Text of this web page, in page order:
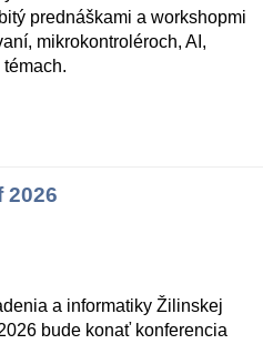
prednáškami a workshopmi
mikrokontroléroch, AI,
2026
a informatiky Žilinskej
bude konať konferencia